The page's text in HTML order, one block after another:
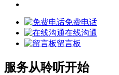
免费电话
在线沟通
留言板
服务从聆听开始